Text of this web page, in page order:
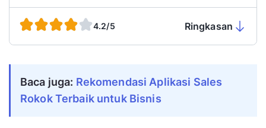
4.2/5 Ringkasan
Baca juga: Rekomendasi Aplikasi Sales
Rokok Terbaik untuk Bisnis